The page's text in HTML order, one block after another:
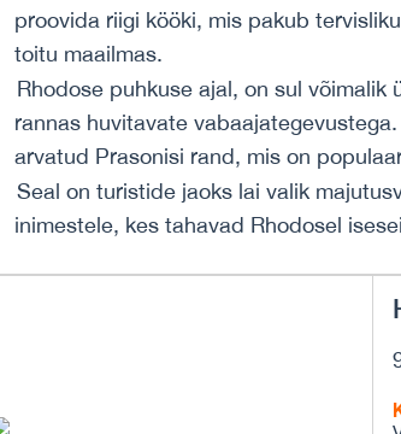
proovida riigi kööki, mis pakub
toitu maailmas.
Rhodose puhkuse ajal, on sul võimalik
rannas huvitavate
arvatud Prasonisi rand, mis on
Seal on turistide jaoks lai valik
inimestele, kes tahavad Rhodosel